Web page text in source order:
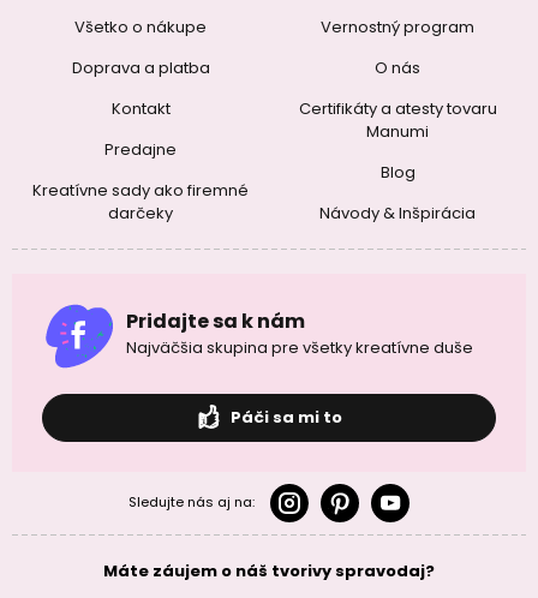
Všetko o nákupe
Doprava a platba
Kontakt
Predajne
Kreatívne sady ako firemné
darčeky
Vernostný program
O nás
Certifikáty a atesty tovaru
Manumi
Blog
Návody & Inšpirácia
Pridajte sa k nám
Najväčšia skupina pre všetky kreatívne duše
Páči sa mi to
Sledujte nás aj na:
Máte záujem o náš tvorivy spravodaj?